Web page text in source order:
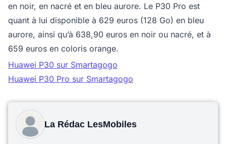
en noir, en nacré et en bleu aurore. Le P30 Pro est
quant à lui disponible à 629 euros (128 Go) en bleu
aurore, ainsi qu’à 638,90 euros en noir ou nacré, et à
659 euros en coloris orange.
Huawei P30 sur Smartagogo
Huawei P30 Pro sur Smartagogo
La Rédac LesMobiles